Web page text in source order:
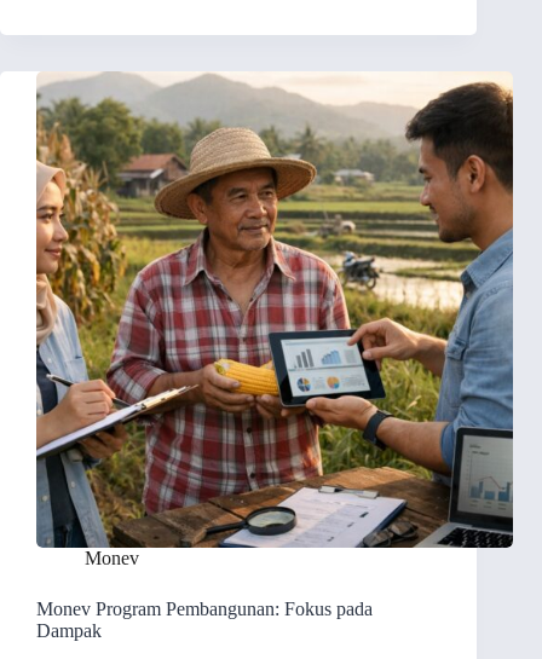
Monev
Monev Program Pembangunan: Fokus pada
Dampak